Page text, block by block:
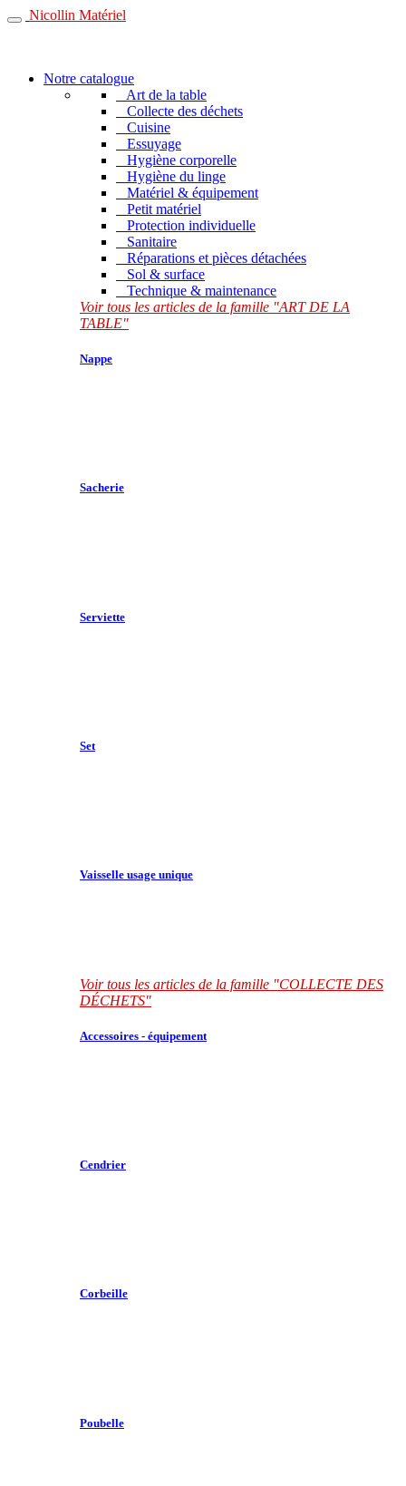
Nicollin Matériel
Notre catalogue
Art de la table
Collecte des déchets
Cuisine
Essuyage
Hygiène corporelle
Hygiène du linge
Matériel & équipement
Petit matériel
Protection individuelle
Sanitaire
Réparations et pièces détachées
Sol & surface
Technique & maintenance
Voir tous les articles de la famille "ART DE LA
TABLE"
Nappe
Sacherie
Serviette
Set
Vaisselle usage unique
Voir tous les articles de la famille "COLLECTE DES
DÉCHETS"
Accessoires - équipement
Cendrier
Corbeille
Poubelle